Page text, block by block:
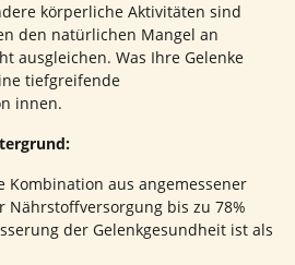
körperliche Aktivitäten sind
den natürlichen Mangel an
ausgleichen. Was Ihre Gelenke
tiefgreifende
innen.
Kombination aus angemessener
Nährstoffversorgung bis zu 78%
der Gelenkgesundheit ist als